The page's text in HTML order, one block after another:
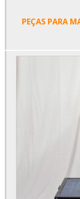
Maquina a laser cnc
Maquina de corte a laser
Maquina de corte a
Maquina de corte de
PEÇAS PARA